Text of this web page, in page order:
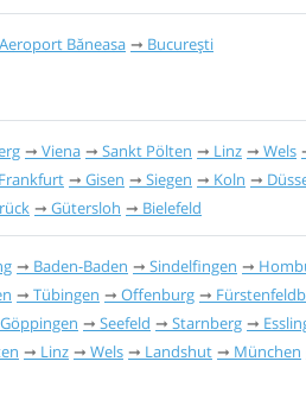
Aeroport Băneasa București
Viena Sankt Pölten Linz Wels
Frankfurt Gisen Siegen Koln
Gütersloh Bielefeld
Baden-Baden Sindelfingen
Tübingen Offenburg
Göppingen Seefeld Starnberg
Linz Wels Landshut München